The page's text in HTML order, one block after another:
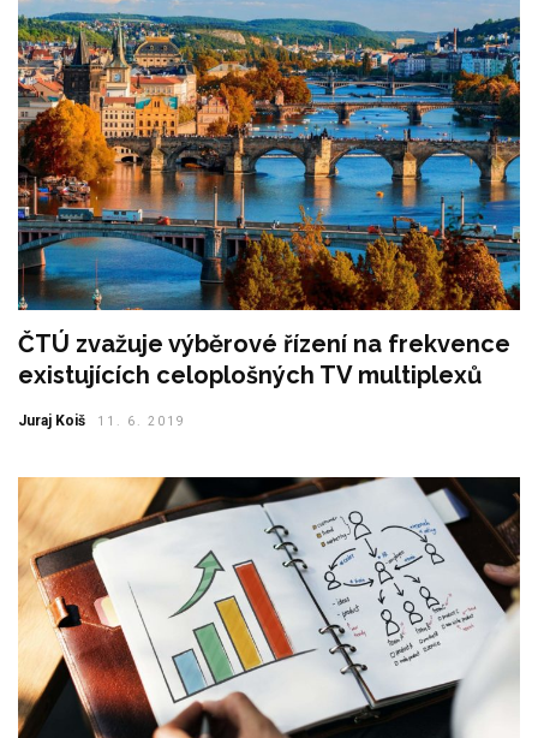
ČTÚ zvažuje výběrové řízení na frekvence
existujících celoplošných TV multiplexů
Juraj Koiš 11. 6. 2019